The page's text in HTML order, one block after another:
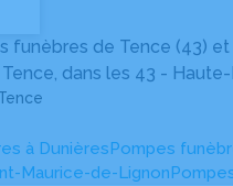
de Tence (43)
dans les 43 -
à DunièresPompes
Maurice-de-Lignon